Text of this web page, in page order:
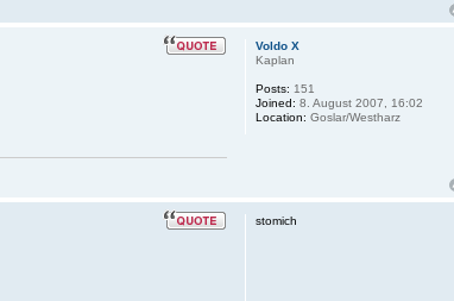
Voldo X
Kaplan
Posts: 151
Joined: 8. August 2007, 16:02
Location: Goslar/Westharz
stomich